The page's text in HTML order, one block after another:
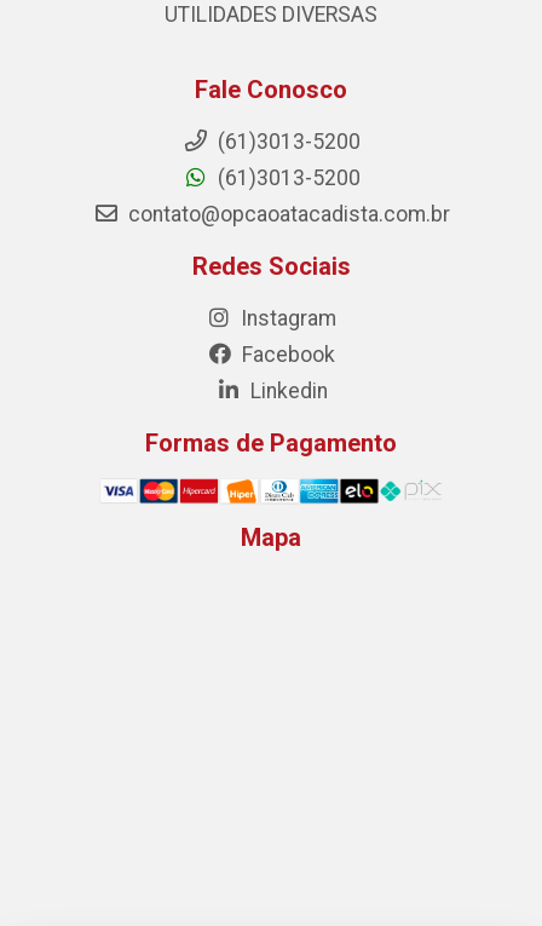
UTILIDADES DIVERSAS
Fale Conosco
(61)3013-5200
(61)3013-5200
contato@opcaoatacadista.com.br
Redes Sociais
Instagram
Facebook
Linkedin
Formas de Pagamento
Mapa